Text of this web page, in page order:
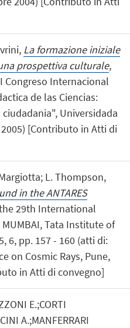
La formazione iniziale
prospettiva culturale,
Congreso Internacional
de las Ciencias:
Universidada
[Contributo in Atti di
L. Thompson,
in the ANTARES
29th International
Tata Institute of
6, pp. 157 - 160 (atti di:
on Cosmic Rays, Pune,
in Atti di convegno]
E.;CORTI
A.;MANFERRARI